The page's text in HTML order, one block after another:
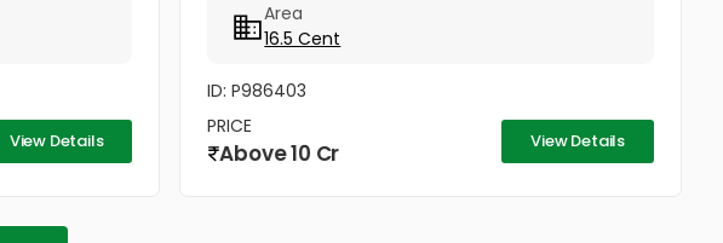
View Details
commercialization and conversion in...
Area
16.5 Cent
ID: P986403
PRICE
Above 10 Cr View Details